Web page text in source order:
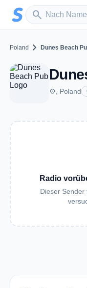
Zum Hauptinhalt springen
search
Sender suchen
Poland chevron_right Dunes Beach
place , Poland
Radio
Dieser